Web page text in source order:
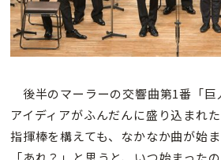
後半のマーラーの交響曲第1番「巨
アイディアがふんだんに盛り込まれ
指揮棒を構えても、なかなか曲が始ま